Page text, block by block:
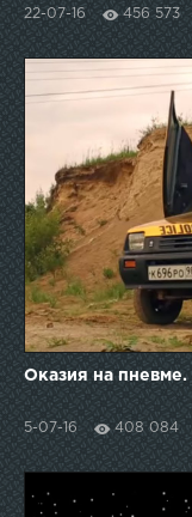
22-07-16 456 573
Оказия на
5-07-16 408 084